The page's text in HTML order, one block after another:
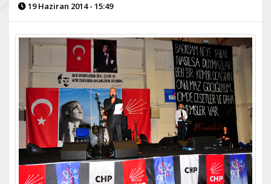
19 Haziran 2014 - 15:49